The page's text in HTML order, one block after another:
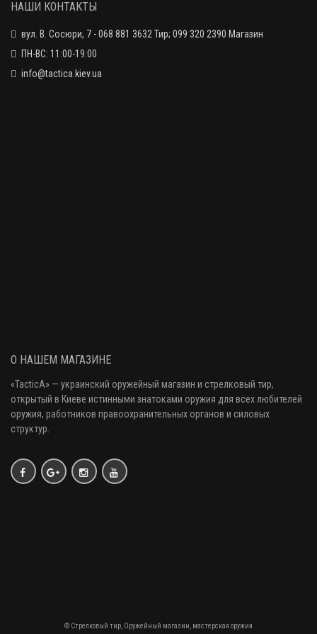
Шнур витой страховочный с поясным креплением QD и карабином
НАШИ КОНТАКТЫ
вул. В. Сосюри, 7 - 068 881 3632 Тир; 099 320 2390 Магазин
ПН-ВС: 11:00-19:00
info@tactica.kiev.ua
О НАШЕМ МАГАЗИНЕ
«TacticA» — украинский оружейный магазин и стрелковый тир,
открытый в Киеве истинными знатоками оружия для всех любителей
оружия, работников правоохранительных органов и силовых
структур.
© Стрелковый тир, Оружейный магазин, мастерская оружия